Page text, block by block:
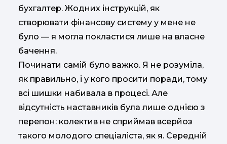
бухгалтер. Жодних інструкцій, як
створювати фінансову систему у мене не
було — я могла покластися лише на власне
бачення.
Починати самій було важко. Я не розуміла,
як правильно, і у кого просити поради, тому
всі шишки набивала в процесі. Але
відсутність наставників була лише однією з
перепон: колектив не сприймав всерйоз
такого молодого спеціаліста, як я. Середній